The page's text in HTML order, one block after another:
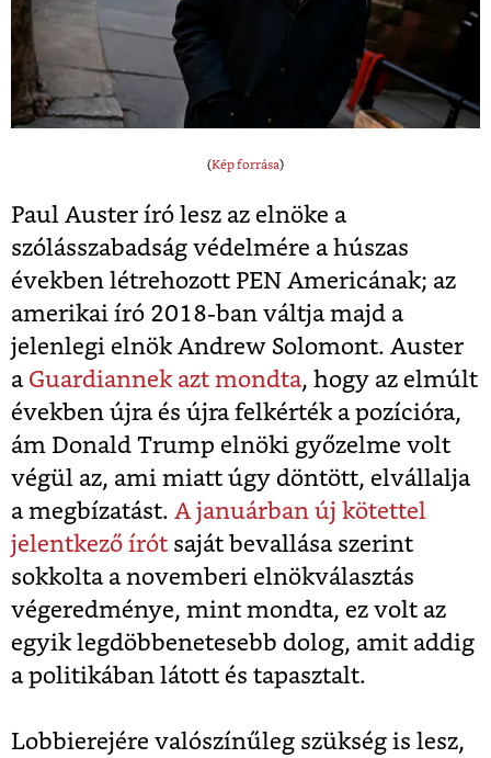
(Kép forrása)
Paul Auster író lesz az elnöke a
szólásszabadság védelmére a húszas
években létrehozott PEN Americának; az
amerikai író 2018-ban váltja majd a
jelenlegi elnök Andrew Solomont. Auster
a Guardiannek azt mondta, hogy az elmúlt
években újra és újra felkérték a pozícióra,
ám Donald Trump elnöki győzelme volt
végül az, ami miatt úgy döntött, elvállalja
a megbízatást. A januárban új kötettel
jelentkező írót saját bevallása szerint
sokkolta a novemberi elnökválasztás
végeredménye, mint mondta, ez volt az
egyik legdöbbenetesebb dolog, amit addig
a politikában látott és tapasztalt.
Lobbierejére valószínűleg szükség is lesz,